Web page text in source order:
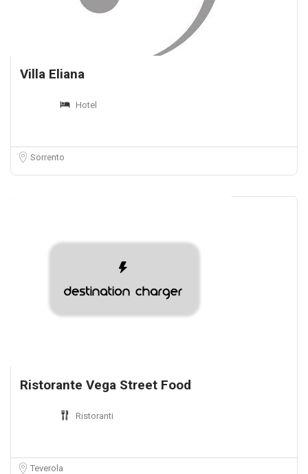
Villa Eliana
Hotel
Sorrento
Ristorante Vega Street Food
Ristoranti
Teverola